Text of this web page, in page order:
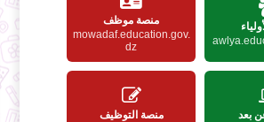
منصة موظف
mowadaf.education.gov.
dz
بعد
منصة التوظيف